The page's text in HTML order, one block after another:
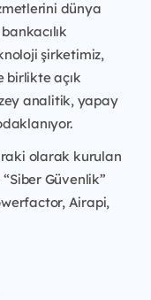
dünya
şirketimiz,
birlikte açık
analitik, yapay
olarak kurulan
Güvenlik”
Airapi,